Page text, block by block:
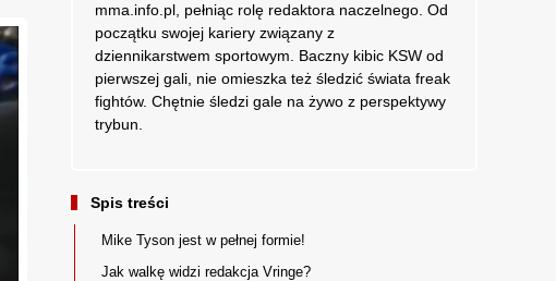
mma.info.pl, pełniąc rolę redaktora naczelnego. Od
początku swojej kariery związany z
dziennikarstwem sportowym. Baczny kibic KSW od
pierwszej gali, nie omieszka też śledzić świata freak
fightów. Chętnie śledzi gale na żywo z perspektywy
trybun.
Spis treści
Mike Tyson jest w pełnej formie!
Jak walkę widzi redakcja Vringe?